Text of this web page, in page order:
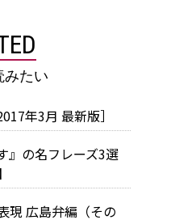
みたい
年3月 最新版］
』の名フレーズ3選
現 広島弁編（その